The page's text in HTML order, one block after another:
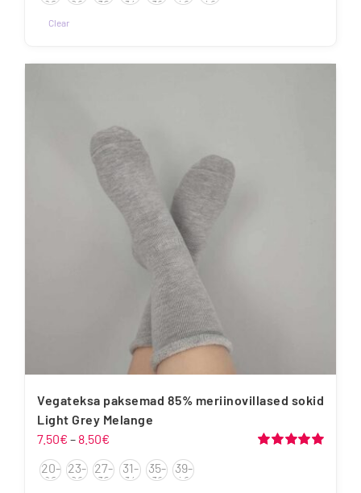
22
26
30
34
38
42
46
Clear
tootel
Vegateksa paksemad 85% meriinovillased sokid
Light Grey Melange
7.50€ – 8.50€
7.50€
kuni
20-
22
23-
26
27-
30
31-
34
35-
38
39-
42